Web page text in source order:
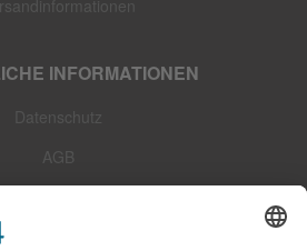
INFORMATIONEN
Datenschutz
AGB